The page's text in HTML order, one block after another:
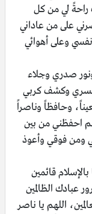
راحةً لي من كل
على من عاداني
وعلى أهوائي
صدري وجلاء
وكشف كربي
وحافظاً وناصراً
احفظني من بين
ومن فوقي وأعوذ
قائمين
عبادك الظالمين
اللهم يا ناصر